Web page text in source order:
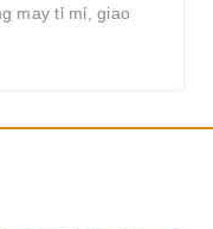
may tỉ mỉ, giao